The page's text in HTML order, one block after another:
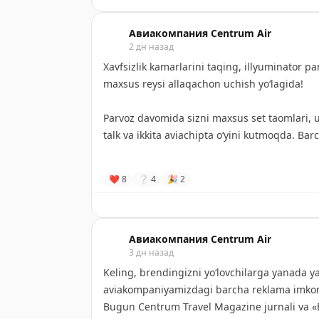
поездкой.
Ташкент➡️
Авиакомпания Centrum Air
2 дн назад
Xavfsizlik kamarlarini taqing, illyuminator
maxsus reysi allaqachon uchish yo‘lagida!
Parvoz davomida sizni maxsus set
talk va ikkita aviachipta o‘yini kutmoqda.
• Tanlovda faqat O‘zbekiston
• Aviachiptalar pul mablag‘lariga
• Tanlovda TEPLO va Centrum Air
eta olmaydi.
#️⃣
❤ 8 ❔ 4 🎉 2
Авиакомпания Centrum Air
3 дн назад
Keling, brendingizni yo‘lovchilarga yanada
aviakompaniyamizdagi barcha reklama
Bugun Centrum Travel Magazine jurnali va